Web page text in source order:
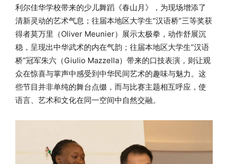
利尔佳华学校带来的少儿舞蹈《春山月》，为现场增添了
清新灵动的艺术气息；往届本地区大学生“汉语桥”三等奖获
得者莫万里（Oliver Meunier）展示太极拳，动作舒展沉
稳，呈现出中华武术的内在气韵；往届本地区大学生“汉语
桥”冠军朱六（Giulio Mazzella）带来的口技表演，则让观
众在惊喜与掌声中感受到中华民间艺术的趣味与魅力。这
些节目并非单纯的舞台点缀，而与比赛主题相互呼应，使
语言、艺术和文化在同一空间中自然交融。